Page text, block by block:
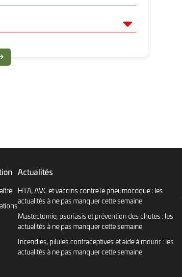
Actualités
HTA, AVC et vaccins contre le pneumocoque : les
actualités à ne pas manquer cette semaine
Mastectomie, psoriasis et prévention des chutes : les
actualités à ne pas manquer cette semaine
Incendies, pilules contraceptives et aide à mourir : les
actualités à ne pas manquer cette semaine